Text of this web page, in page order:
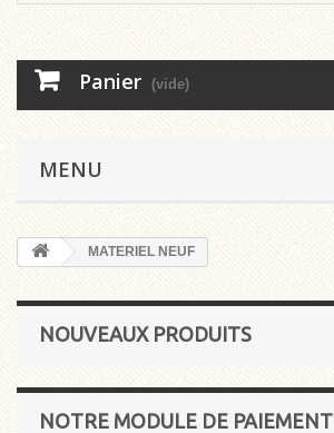
Panier (vide)
MENU
MATERIEL NEUF
NOUVEAUX PRODUITS
NOTRE MODULE DE PAIEMENT